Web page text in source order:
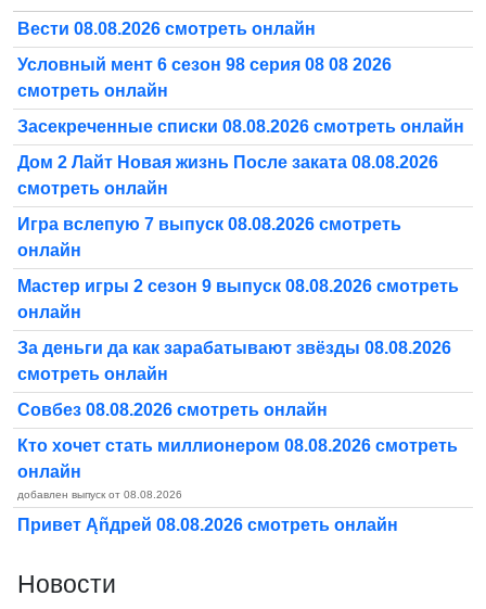
Вести 08.08.2026 смотреть онлайн
Условный мент 6 сезон 98 серия 08 08 2026
смотреть онлайн
Засекреченные списки 08.08.2026 смотреть онлайн
Дом 2 Лайт Новая жизнь После заката 08.08.2026
смотреть онлайн
Игра вслепую 7 выпуск 08.08.2026 смотреть
онлайн
Мастер игры 2 сезон 9 выпуск 08.08.2026 смотреть
онлайн
За деньги да как зарабатывают звёзды 08.08.2026
смотреть онлайн
Совбез 08.08.2026 смотреть онлайн
Кто хочет стать миллионером 08.08.2026 смотреть
онлайн
добавлен выпуск от 08.08.2026
Привет Ąñдpей 08.08.2026 смотреть онлайн
Новости